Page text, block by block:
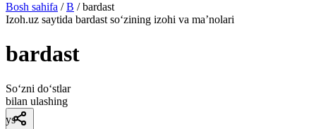
Bosh sahifa / B / bardast
Izoh.uz saytida bardast so‘zining izohi va ma’nolari
bardast
So‘zni do‘stlar
bilan ulashing
ys